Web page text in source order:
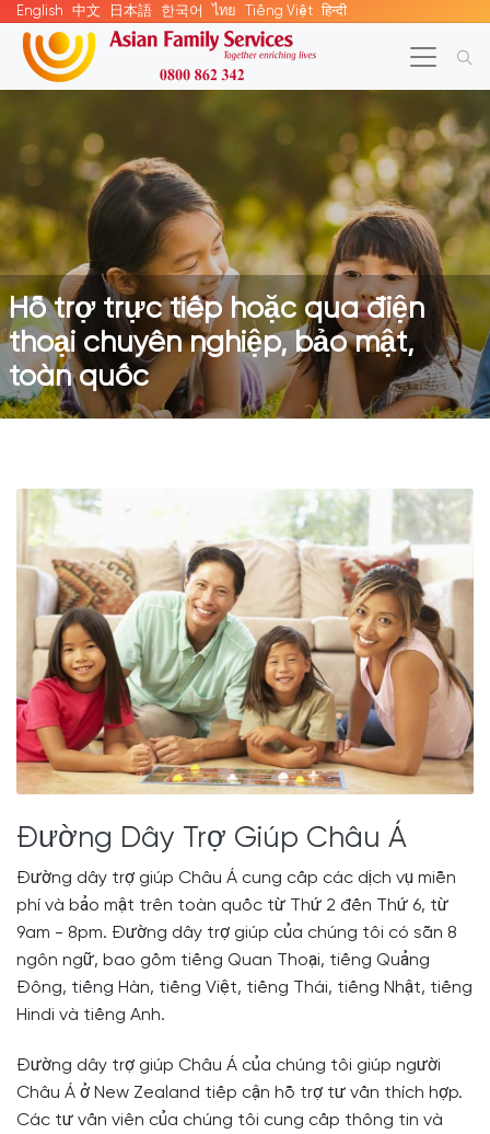
English 中文 日本語 한국어 ไทย Tiếng Việt हिन्दी
Hỗ trợ trực tiếp hoặc qua điện
thoại chuyên nghiệp, bảo mật,
toàn quốc
Đường Dây Trợ Giúp Châu Á
Đường dây trợ giúp Châu Á cung cấp các dịch vụ miễn
phí và bảo mật trên toàn quốc từ Thứ 2 đến Thứ 6, từ
9am - 8pm. Đường dây trợ giúp của chúng tôi có sẵn 8
ngôn ngữ, bao gồm tiếng Quan Thoại, tiếng Quảng
Đông, tiếng Hàn, tiếng Việt, tiếng Thái, tiếng Nhật, tiếng
Hindi và tiếng Anh.
Đường dây trợ giúp Châu Á của chúng tôi giúp người
Châu Á ở New Zealand tiếp cận hỗ trợ tư vấn thích hợp.
Các tư vấn viên của chúng tôi cung cấp thông tin và